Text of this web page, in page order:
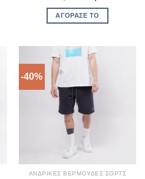
was:
€36,90.
ΑΓΌΡΑΣΈ ΤΟ
-40%
ΑΝΔΡΙΚΈΣ ΒΕΡΜΟΎΔΕΣ ΣΟΡΤΣ